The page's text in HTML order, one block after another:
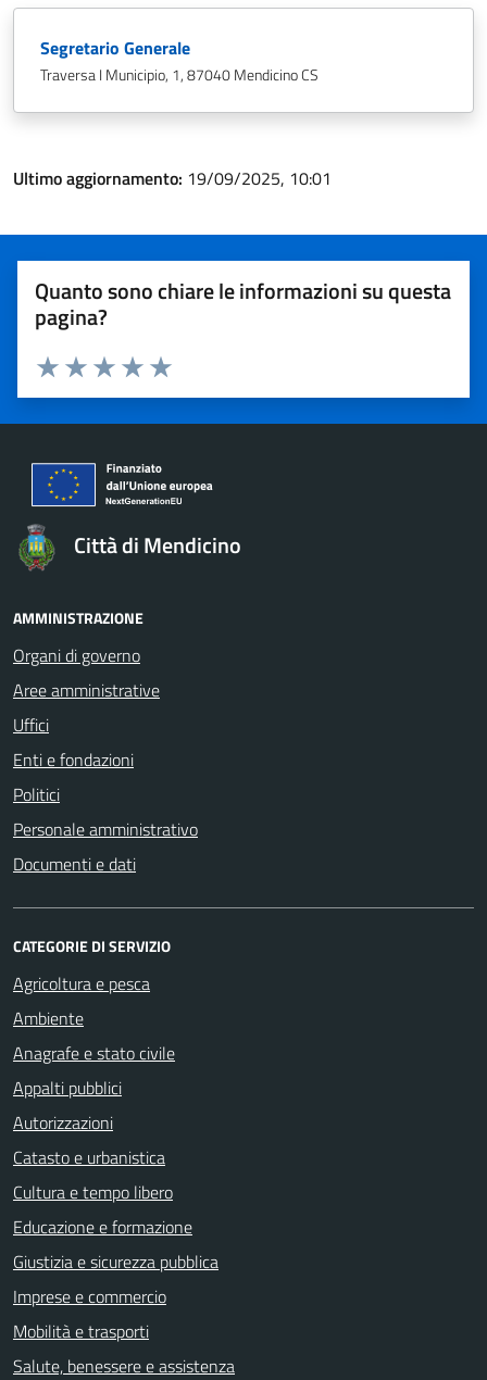
Segretario Generale
Traversa I Municipio, 1, 87040 Mendicino CS
Ultimo aggiornamento: 19/09/2025, 10:01
Quanto sono chiare le informazioni su questa
pagina?
Valuta 5 stelle su 5
Valuta 4 stelle su 5
Valuta 3 stelle su 5
Valuta 2 stelle su 5
Valuta 1 stelle su 5
Città di Mendicino
AMMINISTRAZIONE
Organi di governo
Aree amministrative
Uffici
Enti e fondazioni
Politici
Personale amministrativo
Documenti e dati
CATEGORIE DI SERVIZIO
Agricoltura e pesca
Ambiente
Anagrafe e stato civile
Appalti pubblici
Autorizzazioni
Catasto e urbanistica
Cultura e tempo libero
Educazione e formazione
Giustizia e sicurezza pubblica
Imprese e commercio
Mobilità e trasporti
Salute, benessere e assistenza